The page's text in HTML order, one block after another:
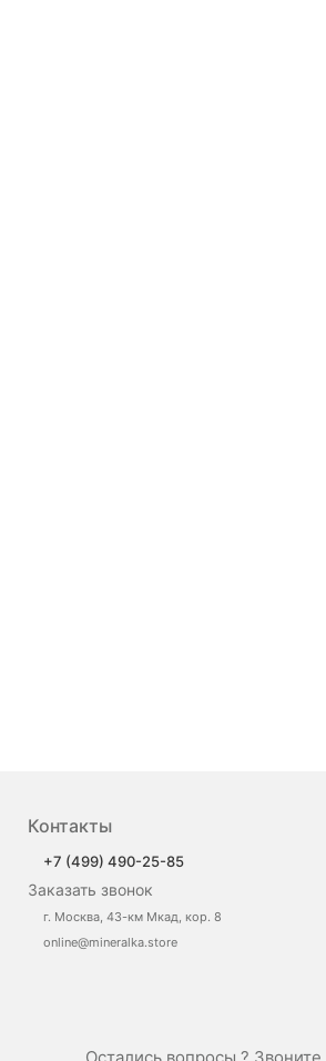
Контакты
+7 (499) 490-25-85
Заказать звонок
г. Москва, 43-км Мкад, кор. 8
online@mineralka.store